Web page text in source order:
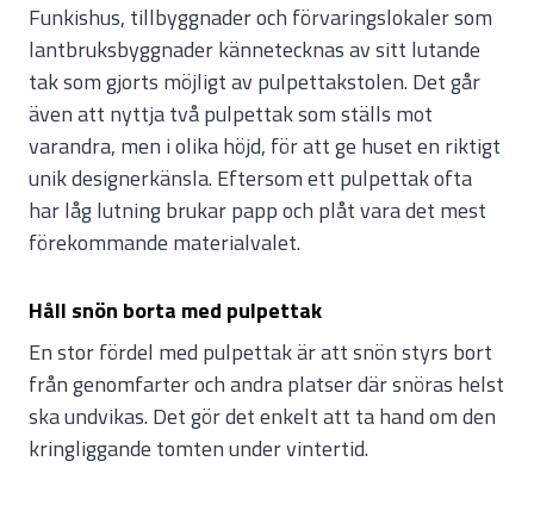
Funkishus, tillbyggnader och förvaringslokaler som
lantbruksbyggnader kännetecknas av sitt lutande
tak som gjorts möjligt av pulpettakstolen. Det går
även att nyttja två pulpettak som ställs mot
varandra, men i olika höjd, för att ge huset en riktigt
unik designerkänsla. Eftersom ett pulpettak ofta
har låg lutning brukar papp och plåt vara det mest
förekommande materialvalet.
Håll snön borta med pulpettak
En stor fördel med pulpettak är att snön styrs bort
från genomfarter och andra platser där snöras helst
ska undvikas. Det gör det enkelt att ta hand om den
kringliggande tomten under vintertid.